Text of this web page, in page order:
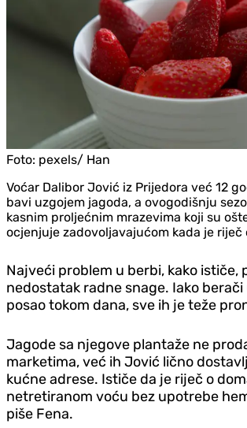
Foto: pexels/ Han
Voćar Dalibor Jović iz Prijedora već 12
bavi uzgojem jagoda, a ovogodišnju
kasnim proljećnim mrazevima koji su
ocjenjuje zadovoljavajućom kada je riječ
Najveći problem u berbi, kako ističe,
nedostatak radne snage. Iako
posao tokom dana, sve ih je teže
Jagode sa njegove plantaže ne
marketima, već ih Jović lično
kućne adrese. Ističe da je riječ o
netretiranom voću bez upotrebe
piše Fena.